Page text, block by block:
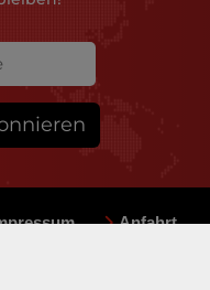
Anfahrt